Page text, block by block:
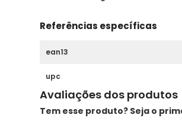
Referências específicas
ean13
upc
Avaliações dos produtos
Tem esse produto? Seja o